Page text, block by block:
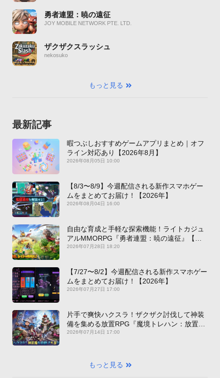
勇者連盟：暁の遠征
JOY MOBILE NETWORK PTE. LTD.
ザクザクスラッシュ
nekosuko
もっと見る
最新記事
暇つぶしおすすめゲームアプリまとめ｜オフ
ライン対応あり【2026年8月】
2026年08月05日 10:00
【8/3〜8/9】今週配信される新作スマホゲー
ムをまとめてお届け！【2026年】
2026年08月04日 16:00
自由な育成と手軽な探索機能！ライトカジュ
アルMMORPG『勇者連盟：暁の遠征』【最
新作PICKUP】
2026年07月28日 18:20
【7/27〜8/2】今週配信される新作スマホゲー
ムをまとめてお届け！【2026年】
2026年07月27日 17:00
片手で爽快ハクスラ！ザクザク討伐して神装
備を集める放置RPG『魔境トレハン：放置で
神装備』【最新作PICKUP】
2026年07月14日 17:00
もっと見る